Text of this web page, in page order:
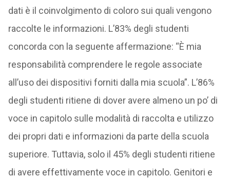
dati è il coinvolgimento di coloro sui quali vengono
raccolte le informazioni. L’83% degli studenti
concorda con la seguente affermazione: “È mia
responsabilità comprendere le regole associate
all’uso dei dispositivi forniti dalla mia scuola”. L’86%
degli studenti ritiene di dover avere almeno un po’ di
voce in capitolo sulle modalità di raccolta e utilizzo
dei propri dati e informazioni da parte della scuola
superiore. Tuttavia, solo il 45% degli studenti ritiene
di avere effettivamente voce in capitolo. Genitori e